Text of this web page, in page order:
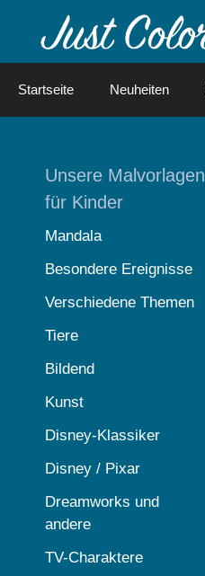
Startseite Neuheiten
Unsere Malvorlagen
für Kinder
Mandala
Besondere Ereignisse
Verschiedene Themen
Tiere
Bildend
Kunst
Disney-Klassiker
Disney / Pixar
Dreamworks und
andere
TV-Charaktere